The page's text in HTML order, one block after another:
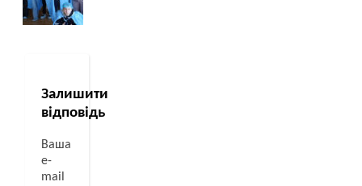
Залишити
відповідь
Ваша
e-
mail